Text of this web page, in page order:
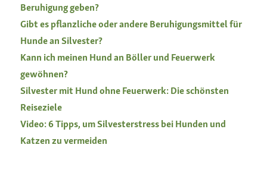
Beruhigung geben?
Gibt es pflanzliche oder andere Beruhigungsmittel für
Hunde an Silvester?
Kann ich meinen Hund an Böller und Feuerwerk
gewöhnen?
Silvester mit Hund ohne Feuerwerk: Die schönsten
Reiseziele
Video: 6 Tipps, um Silvesterstress bei Hunden und
Katzen zu vermeiden